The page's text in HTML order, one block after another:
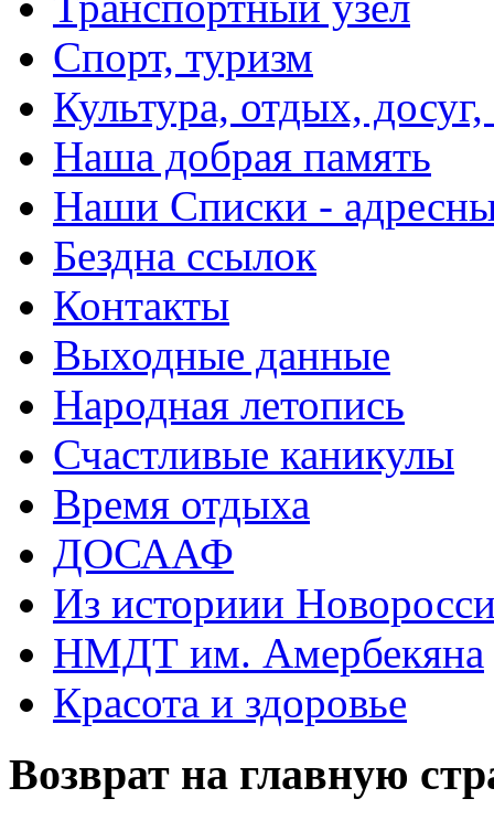
Спорт, туризм
Культура, отдых,
Наша добрая память
Наши Списки -
Бездна ссылок
Контакты
Выходные данные
Народная летопись
Счастливые каникулы
Время отдыха
ДОСААФ
Из историии
НМДТ им. Амербекяна
Красота и здоровье
Возврат на главную